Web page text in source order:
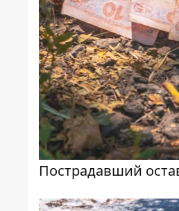
Пострадавший